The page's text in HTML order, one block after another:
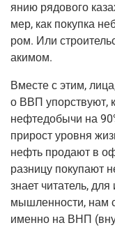
я­нию рядо­во­го
мер, как покуп­ка
ром. Или
акимом.
Вме­сте с этим,
о ВВП упор­ству­ют,
неф­те­до­бы­чи на
при­рост уров­ня
нефть про­да­ют в
раз­ни­цу поку­па­ют
зна­ет чита­тель,
мыш­лен­но­сти, нам
имен­но на ВНП